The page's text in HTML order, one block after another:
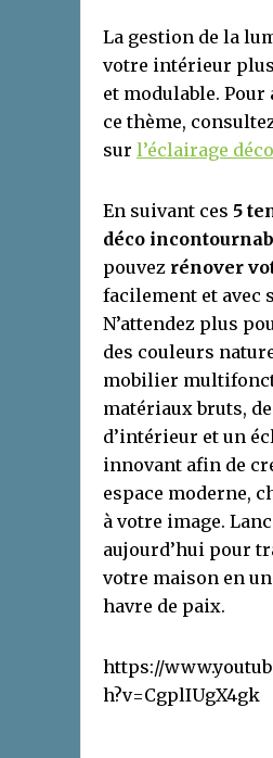
La gestion de la
votre intérieur
et modulable.
ce thème,
sur l’éclairage
En suivant ces 5
déco
pouvez rénover
facilement et avec
N’attendez plus
des couleurs
mobilier
matériaux bruts,
d’intérieur et un
innovant afin de
espace moderne,
à votre image.
aujourd’hui pour
votre maison en
havre de paix.
https://
h?v=CgplIUgX4gk